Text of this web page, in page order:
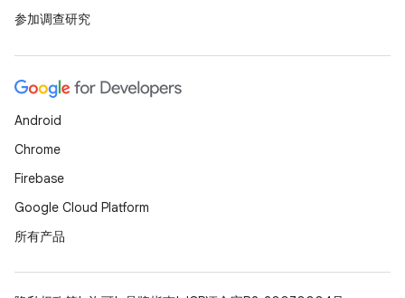
参加调查研究
Android
Chrome
Firebase
Google Cloud Platform
所有产品